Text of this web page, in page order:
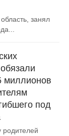
занял
миллионов
под
родителей